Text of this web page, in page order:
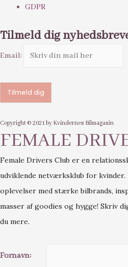
GDPR
Tilmeld dig
Email:
Copyright © 2021 by Kvindernes Bilmagasin
FEMALE
Female Drivers Club er en
udviklende netværksklub for
oplevelser med stærke bilbrands,
masser af goodies og hygge! Skriv
du mere.
Fornavn: